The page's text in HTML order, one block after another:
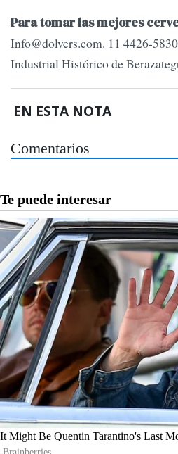
Para tomar las mejores
Info@dolvers.com. 11 4426-
Industrial Histórico de
EN ESTA NOTA
Comentarios